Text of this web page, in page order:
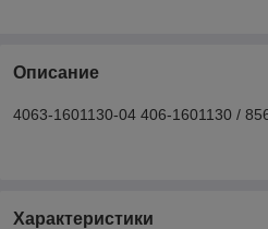
Описание
4063-1601130-04 406-1601130 /
Характеристики